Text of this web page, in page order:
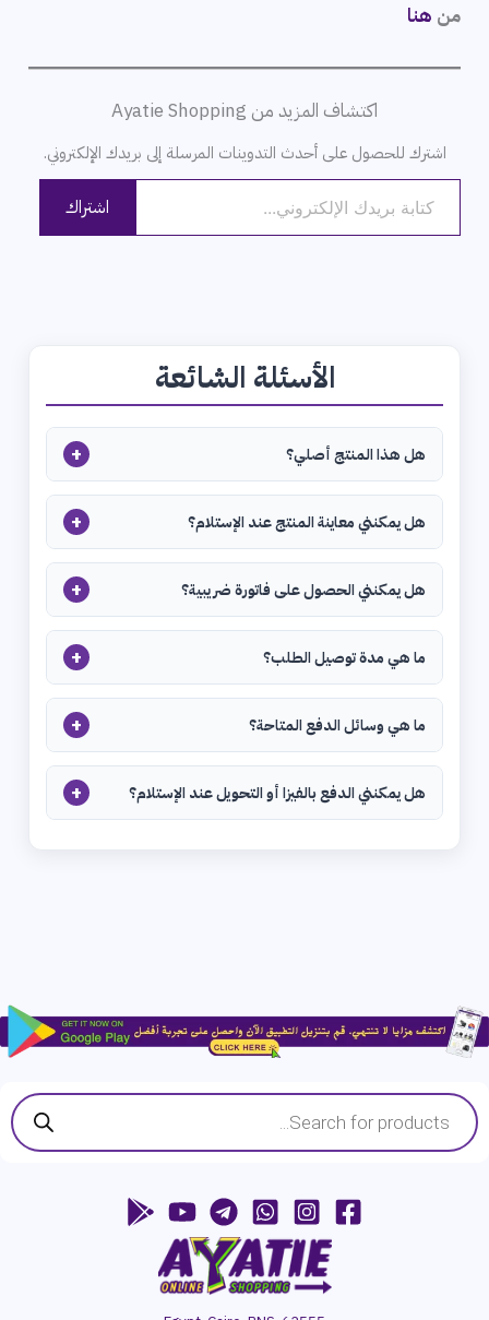
من هنا
اكتشاف المزيد من Ayatie Shopping
اشترك للحصول على أحدث التدوينات المرسلة إلى بريدك الإلكتروني.
كتابة بريدك الإلكتروني...
اشتراك
الأسئلة الشائعة
هل هذا المنتج أصلي؟ +
هل يمكنني معاينة المنتج عند الإستلام؟ +
هل يمكنني الحصول على فاتورة ضريبية؟ +
ما هي مدة توصيل الطلب؟ +
ما هي وسائل الدفع المتاحة؟ +
هل يمكنني الدفع بالفيزا أو التحويل عند الإستلام؟ +
Products
search